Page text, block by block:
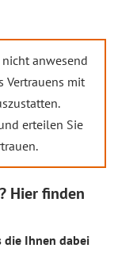
anwesend
Vertrauens mit
erteilen Sie
Hier finden
die Ihnen dabei